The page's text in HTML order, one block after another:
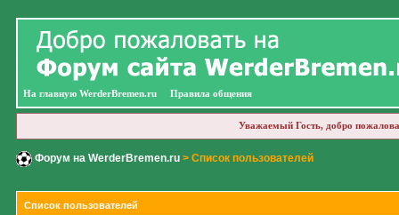
На главную WerderBremen.ru Правила общения
Уважаемый Гость, добро
Форум на WerderBremen.ru> Список пользователей
Список пользователей